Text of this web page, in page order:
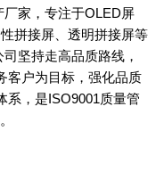
家，专注于OLED屏
拼接屏、透明拼接屏等
坚持走高品质路线，
客户为目标，强化品质
系，是ISO9001质量管